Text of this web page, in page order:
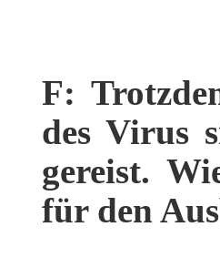
F:
des Virus
gereist.
für den